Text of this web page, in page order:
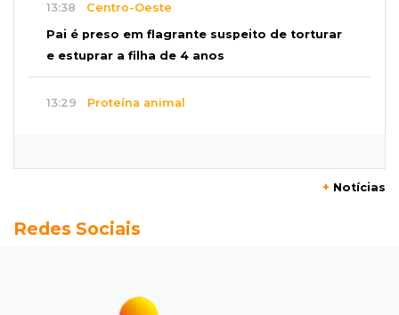
13:38 Centro-Oeste
Pai é preso em flagrante suspeito de torturar
e estuprar a filha de 4 anos
13:29 Proteína animal
Exportações de Campo Grande batem
Adolescente apreendido
+ Notícias
Redes Sociais